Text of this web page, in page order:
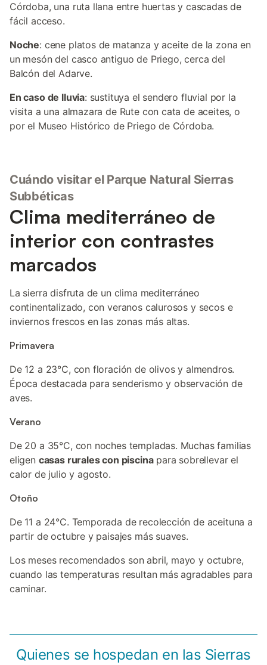
Córdoba, una ruta llana entre huertas y cascadas de
fácil acceso.
Noche: cene platos de matanza y aceite de la zona en
un mesón del casco antiguo de Priego, cerca del
Balcón del Adarve.
En caso de lluvia: sustituya el sendero fluvial por la
visita a una almazara de Rute con cata de aceites, o
por el Museo Histórico de Priego de Córdoba.
Cuándo visitar el Parque Natural Sierras
Subbéticas
Clima mediterráneo de
interior con contrastes
marcados
La sierra disfruta de un clima mediterráneo
continentalizado, con veranos calurosos y secos e
inviernos frescos en las zonas más altas.
Primavera
De 12 a 23°C, con floración de olivos y almendros.
Época destacada para senderismo y observación de
aves.
Verano
De 20 a 35°C, con noches templadas. Muchas familias
eligen casas rurales con piscinapara sobrellevar el
calor de julio y agosto.
Otoño
De 11 a 24°C. Temporada de recolección de aceituna a
partir de octubre y paisajes más suaves.
Los meses recomendados son abril, mayo y octubre,
cuando las temperaturas resultan más agradables para
caminar.
Quienes se hospedan en las Sierras